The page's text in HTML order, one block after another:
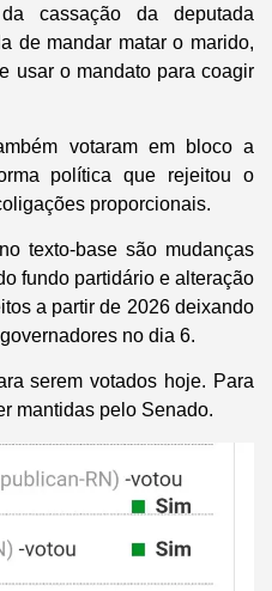
cassação da deputada
de mandar matar o marido,
usar o mandato para coagir
votaram em bloco a
política que rejeitou o
proporcionais.
texto-base são mudanças
fundo partidário e alteração
a partir de 2026 deixando
no dia 6.
serem votados hoje. Para
mantidas pelo Senado.